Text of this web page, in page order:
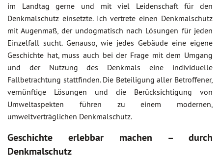
im Landtag gerne und mit viel Leidenschaft für den
Denkmalschutz einsetzte. Ich vertrete einen Denkmalschutz
mit Augenmaß, der undogmatisch nach Lösungen für jeden
Einzelfall sucht. Genauso, wie jedes Gebäude eine eigene
Geschichte hat, muss auch bei der Frage mit dem Umgang
und der Nutzung des Denkmals eine individuelle
Fallbetrachtung stattfinden. Die Beteiligung aller Betroffener,
vernünftige Lösungen und die Berücksichtigung von
Umweltaspekten führen zu einem modernen,
umweltverträglichen Denkmalschutz.
Geschichte erlebbar machen – durch
Denkmalschutz